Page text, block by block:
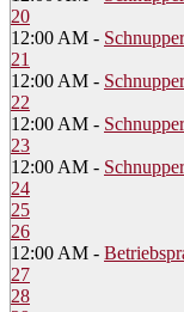
20
12:00 AM -
21
12:00 AM -
22
12:00 AM -
23
12:00 AM -
24
25
26
12:00 AM -
27
28